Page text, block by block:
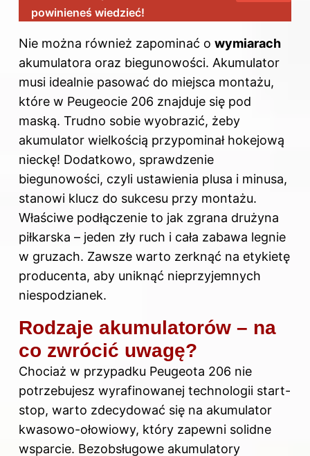
powinieneś wiedzieć!
Nie można również zapominać o wymiarach
akumulatora oraz biegunowości. Akumulator
musi idealnie pasować do miejsca montażu,
które w Peugeocie 206 znajduje się pod
maską. Trudno sobie wyobrazić, żeby
akumulator wielkością przypominał hokejową
nieckę! Dodatkowo, sprawdzenie
biegunowości, czyli ustawienia plusa i minusa,
stanowi klucz do sukcesu przy montażu.
Właściwe podłączenie to jak zgrana drużyna
piłkarska – jeden zły ruch i cała zabawa legnie
w gruzach. Zawsze warto zerknąć na etykietę
producenta, aby uniknąć nieprzyjemnych
niespodzianek.
Rodzaje akumulatorów – na
co zwrócić uwagę?
Chociaż w przypadku Peugeota 206 nie
potrzebujesz wyrafinowanej technologii start-
stop, warto zdecydować się na akumulator
kwasowo-ołowiowy, który zapewni solidne
wsparcie. Bezobsługowe akumulatory